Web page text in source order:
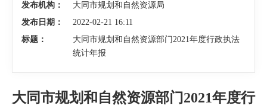
发布机构：
大同市规划和自然资源局
发布日期：
2022-02-21 16:11
标题：
大同市规划和自然资源部门2021年度行政执法
统计年报
大同市规划和自然资源部门2021年度行